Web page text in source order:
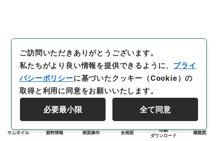
サムネイル 資料情報 画面操作 全画面
印刷
ダウンロード
概観図
ご訪問いただきありがとうございます。
私たちがより良い情報を提供できるように、 プライ
バシーポリシーに基づいたクッキー（Cookie）の
取得と利用に同意をお願いいたします。
必要最小限 全て同意